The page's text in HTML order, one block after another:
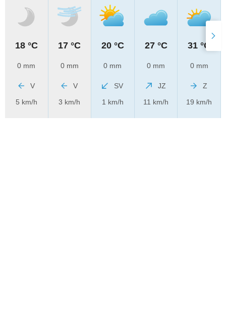
18 °C
0 mm
V
5 km/h
17 °C
0 mm
V
3 km/h
20 °C
0 mm
SV
1 km/h
27 °C
0 mm
JZ
11 km/h
31 °C
0 mm
Z
19 km/h